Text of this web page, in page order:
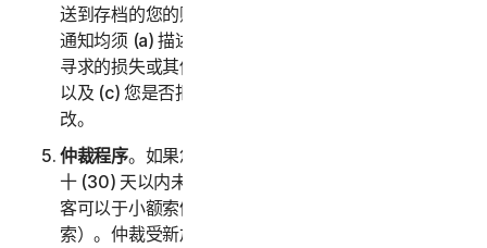
送到存档的您的账单地址。您或诺顿卫复客寄送的索赔
通知均须 (a) 描述索赔或争议的性质和依据；(b) 阐述
寻求的损失或其他救济的具体金额（以下称“
以及 (c) 您是否拒绝诺顿卫复客对此条的任何后续修
改。
仲裁程序。如果您和诺顿卫复客在收到索赔通知的三
十 (30) 天以内未就解决索赔达成协议，您或诺顿卫复
客可以于小额索偿法庭启动仲裁程序（或者向其提交申
索）。仲裁受新加坡国际仲裁中心规则“SIAC 规则”管